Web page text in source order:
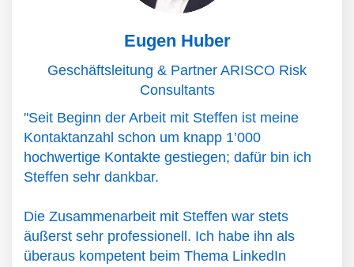
Eugen Huber
Geschäftsleitung & Partner ARISCO Risk
Consultants
"Seit Beginn der Arbeit mit Steffen ist meine
Kontaktanzahl schon um knapp 1’000
hochwertige Kontakte gestiegen; dafür bin ich
Steffen sehr dankbar.
Die Zusammenarbeit mit Steffen war stets
äußerst sehr professionell. Ich habe ihn als
überaus kompetent beim Thema LinkedIn